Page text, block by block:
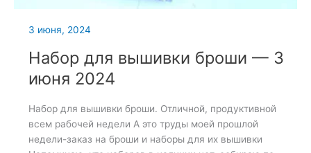
3 июня, 2024
Набор для вышивки броши — 3
июня 2024
Набор для вышивки броши. Отличной, продуктивной
всем рабочей недели А это труды моей прошлой
недели-заказ на броши и наборы для их вышивки